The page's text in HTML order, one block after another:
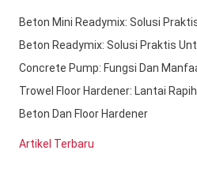
Beton Mini Readymix: Solusi
Beton Readymix: Solusi Praktis
Concrete Pump: Fungsi Dan
Trowel Floor Hardener: Lantai
Beton Dan Floor Hardener
Artikel Terbaru